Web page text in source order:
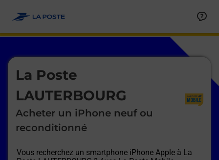
La Poste
LAUTERBOURG
Acheter un iPhone neuf ou
reconditionné
Vous recherchez un smartphone iPhone Apple à La
Le lien s'ouvre dans un nouvel onglet